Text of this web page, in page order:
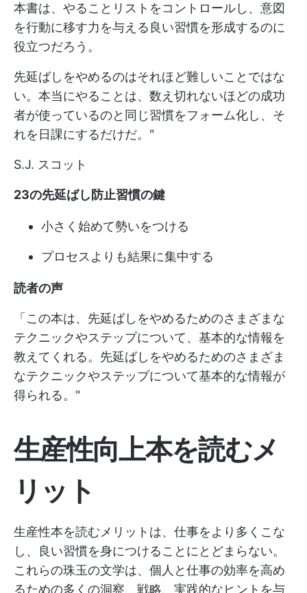
本書は、やることリストをコントロールし、意図
を行動に移す力を与える良い習慣を形成するのに
役立つだろう。
先延ばしをやめるのはそれほど難しいことではな
い。本当にやることは、数え切れないほどの成功
者が使っているのと同じ習慣をフォーム化し、そ
れを日課にするだけだ。"
S.J. スコット
23の先延ばし防止習慣の鍵
小さく始めて勢いをつける
プロセスよりも結果に集中する
読者の声
「この本は、先延ばしをやめるためのさまざまな
テクニックやステップについて、基本的な情報を
教えてくれる。先延ばしをやめるためのさまざま
なテクニックやステップについて基本的な情報が
得られる。"
生産性向上本を読むメ
リット
生産性本を読むメリットは、仕事をより多くこな
し、良い習慣を身につけることにとどまらない。
これらの珠玉の文学は、個人と仕事の効率を高め
るための多くの洞察、戦略、実践的なヒントを与